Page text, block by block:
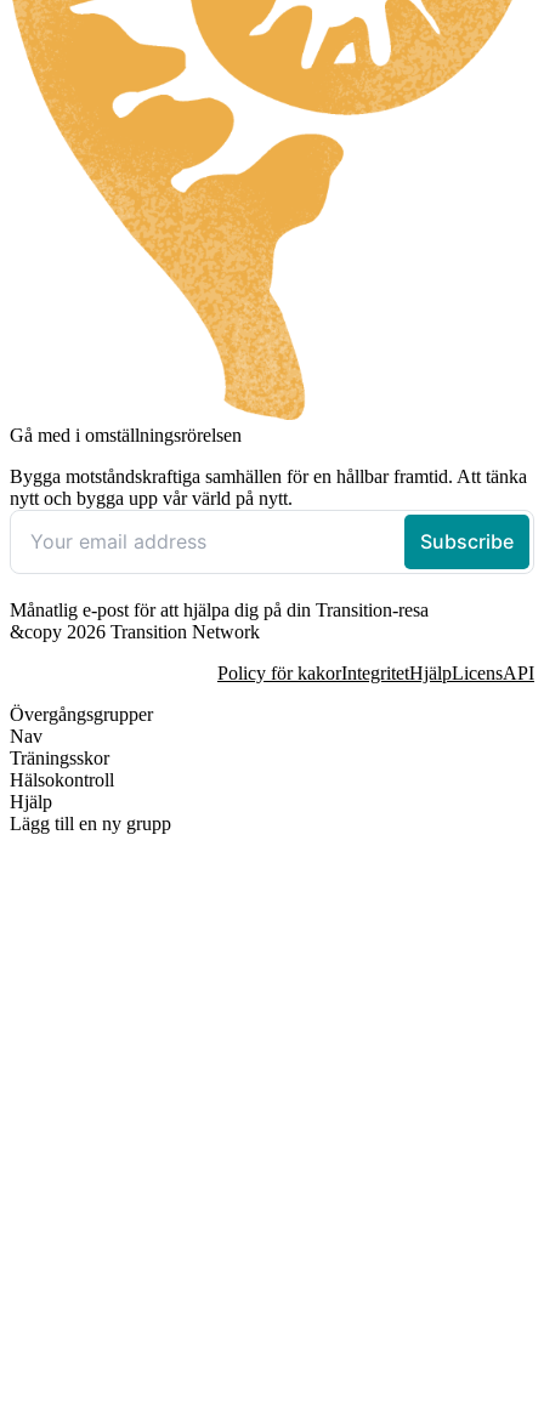
Gå med i omställningsrörelsen
Bygga motståndskraftiga samhällen för en hållbar framtid. Att tänka
nytt och bygga upp vår värld på nytt.
Månatlig e-post för att hjälpa dig på din Transition-resa
&copy 2026 Transition Network
Policy för kakorIntegritetHjälpLicensAPI
Övergångsgrupper
Nav
Träningsskor
Hälsokontroll
Hjälp
Lägg till en ny grupp